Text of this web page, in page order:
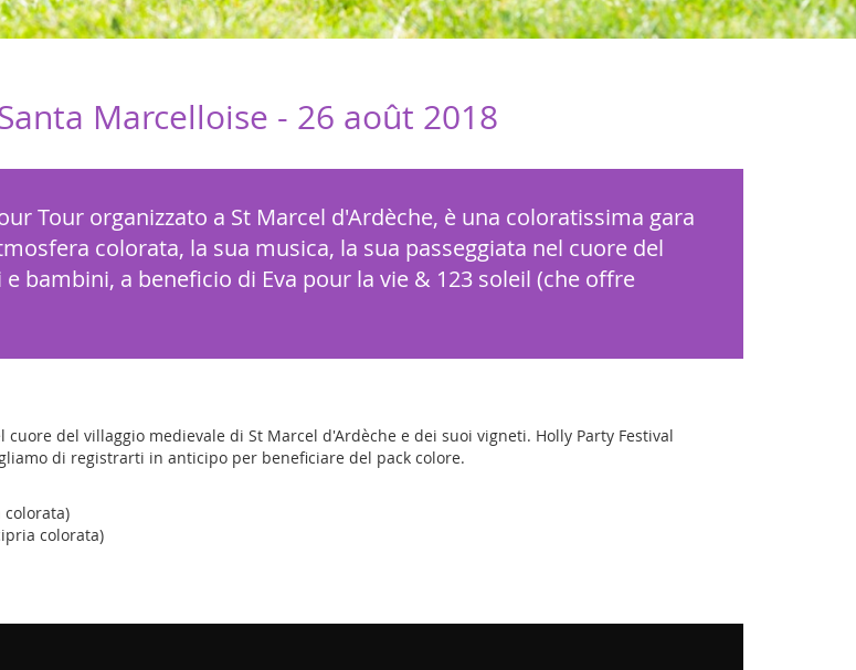
Marcelloise - 26 août 2018
Tour organizzato a St Marcel d'Ardèche, è una coloratissima gara
colorata, la sua musica, la sua passeggiata nel cuore del
bambini, a beneficio di Eva pour la vie & 123 soleil (che offre
del villaggio medievale di St Marcel d'Ardèche e dei suoi vigneti. Holly Party Festival
di registrarti in anticipo per beneficiare del pack colore.
colorata)
colorata)